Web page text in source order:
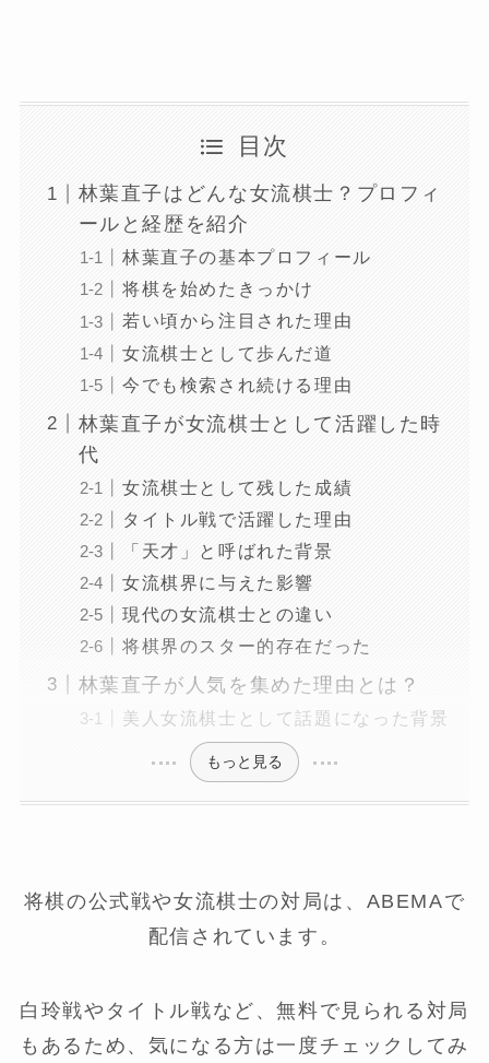
目次
林葉直子はどんな女流棋士？プロフィ
ールと経歴を紹介
林葉直子の基本プロフィール
将棋を始めたきっかけ
若い頃から注目された理由
女流棋士として歩んだ道
今でも検索され続ける理由
林葉直子が女流棋士として活躍した時
代
女流棋士として残した成績
タイトル戦で活躍した理由
「天才」と呼ばれた背景
女流棋界に与えた影響
現代の女流棋士との違い
将棋界のスター的存在だった
林葉直子が人気を集めた理由とは？
美人女流棋士として話題になった背景
もっと見る
将棋の公式戦や女流棋士の対局は、ABEMAで
配信されています。
白玲戦やタイトル戦など、無料で見られる対局
もあるため、気になる方は一度チェックしてみ